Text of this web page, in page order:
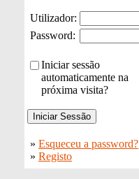
Utilizador:
Password:
Iniciar sessão
automaticamente na
próxima visita?
» Esqueceu a password?
» Registo